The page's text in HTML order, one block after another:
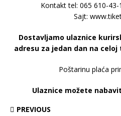
Kontakt tel: 065 610-
Sajt:
Dostavljamo ulaznice
adresu za jedan dan na
Poštarinu plaća
Ulaznice možete
PREVIOUS